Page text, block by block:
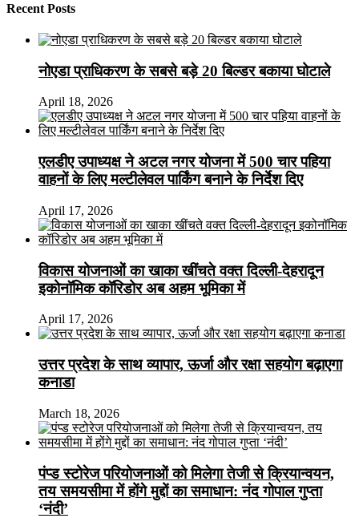
Recent Posts
नोएडा प्राधिकरण के सबसे बड़े 20 बिल्डर बकाया घोटाले
April 18, 2026
एलडीए उपाध्यक्ष ने अटल नगर योजना में 500 चार पहिया
वाहनों के लिए मल्टीलेवल पार्किंग बनाने के निर्देश दिए
April 17, 2026
विकास योजनाओं का खाका खींचते वक्त दिल्ली-देहरादून
इकोनॉमिक कॉरिडोर अब अहम भूमिका में
April 17, 2026
उत्तर प्रदेश के साथ व्यापार, ऊर्जा और रक्षा सहयोग बढ़ाएगा
कनाडा
March 18, 2026
पंप्ड स्टोरेज परियोजनाओं को मिलेगा तेजी से क्रियान्वयन,
तय समयसीमा में होंगे मुद्दों का समाधान: नंद गोपाल गुप्ता
‘नंदी’